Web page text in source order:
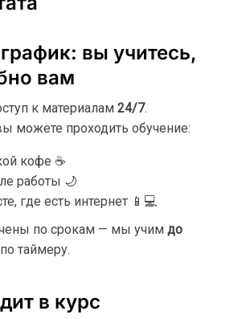
график: вы учитесь,
вам
к материалам 24/7.
можете проходить обучение:
кофе ☕
работы 🌙
где есть интернет 📱💻
по срокам — мы учим до
по таймеру.
в курс